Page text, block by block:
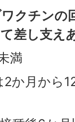
クチンの
差し支え
満
か月から